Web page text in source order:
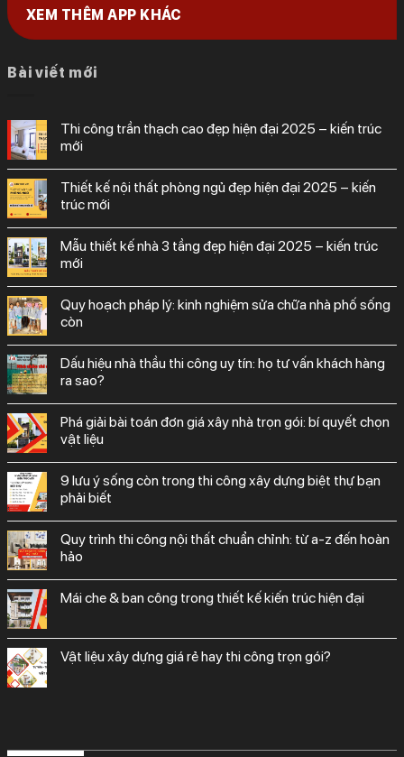
XEM THÊM APP KHÁC
Bài viết mới
thi công trần thạch cao đẹp hiện đại 2025 – kiến trúc
mới
thiết kế nội thất phòng ngủ đẹp hiện đại 2025 – kiến
trúc mới
mẫu thiết kế nhà 3 tầng đẹp hiện đại 2025 – kiến trúc
mới
quy hoạch pháp lý: kinh nghiệm sửa chữa nhà phố sống
còn
dấu hiệu nhà thầu thi công uy tín: họ tư vấn khách hàng
ra sao?
phá giải bài toán đơn giá xây nhà trọn gói: bí quyết chọn
vật liệu
9 lưu ý sống còn trong thi công xây dựng biệt thự bạn
phải biết
quy trình thi công nội thất chuẩn chỉnh: từ a-z đến hoàn
hảo
mái che & ban công trong thiết kế kiến trúc hiện đại
vật liệu xây dựng giá rẻ hay thi công trọn gói?